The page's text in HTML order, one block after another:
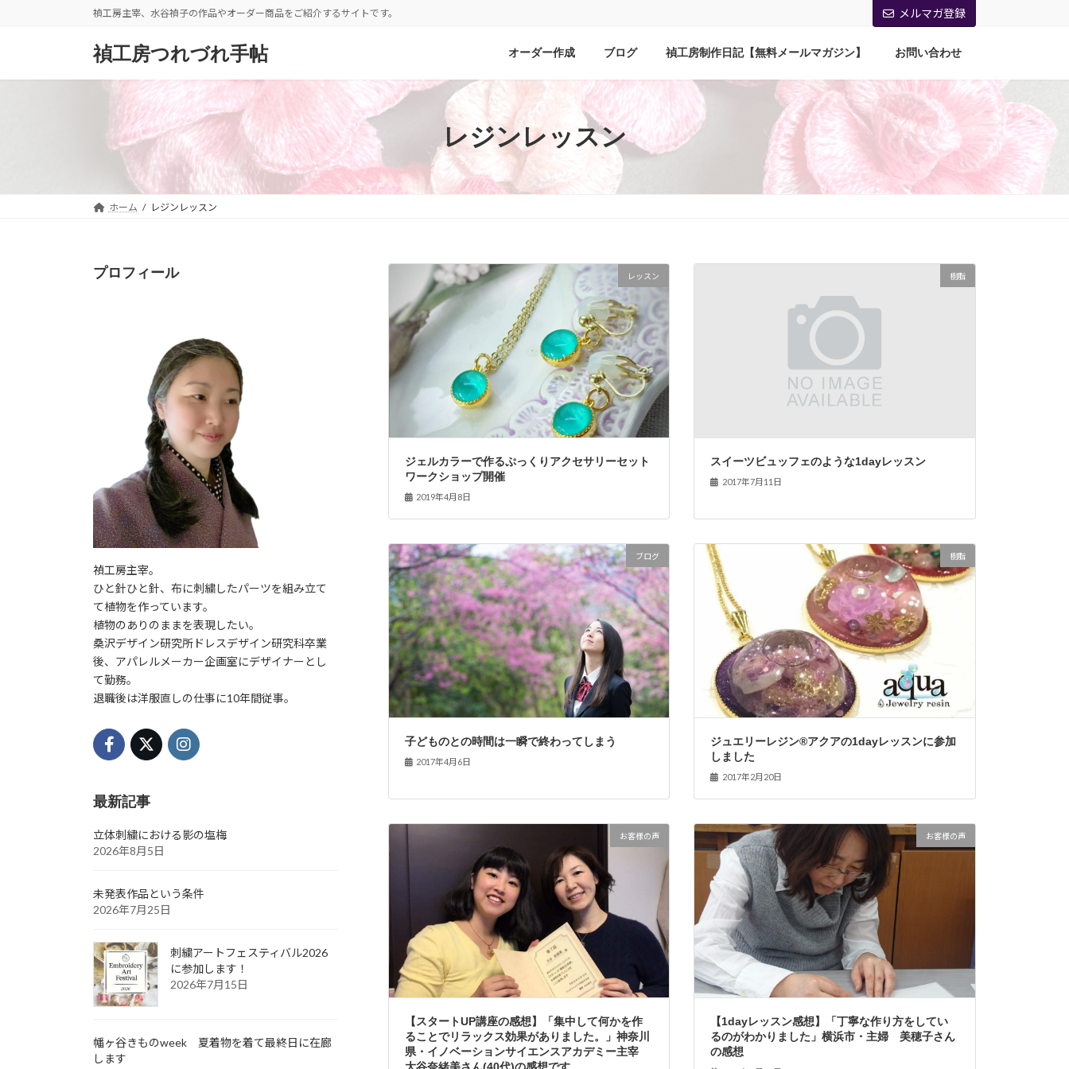
禎工房主宰、水谷禎子の作品やオーダー商品をご紹介するサイトです。 メルマガ登録
禎工房つれづれ手帖 オーダー作成 ブログ 禎工房制作日記【無料メールマガジン】 お問い合わせ
レジンレッスン
ホーム レジンレッスン
レッスン
ジェルカラーで作るぷっくりアクセサリーセット
ワークショップ開催
2019年4月8日
樹脂
スイーツビュッフェのような1dayレッスン
2017年7月11日
ブログ
子どものとの時間は一瞬で終わってしまう
2017年4月6日
樹脂
ジュエリーレジン®アクアの1dayレッスンに参加
しました
2017年2月20日
お客様の声
【スタートUP講座の感想】「集中して何かを作
ることでリラックス効果がありました。」神奈川
県・イノベーションサイエンスアカデミー主宰
お客様の声
【1dayレッスン感想】「丁寧な作り方をしてい
るのがわかりました」横浜市・主婦 美穂子さん
の感想
プロフィール
禎工房主宰。
ひと針ひと針、布に刺繍したパーツを組み立て
て植物を作っています。
植物のありのままを表現したい。
桑沢デザイン研究所ドレスデザイン研究科卒業
後、アパレルメーカー企画室にデザイナーとし
て勤務。
退職後は洋服直しの仕事に10年間従事。
最新記事
立体刺繍における影の塩梅
2026年8月5日
未発表作品という条件
2026年7月25日
刺繍アートフェスティバル2026
に参加します！
2026年7月15日
幡ヶ谷きものweek 夏着物を着て最終日に在廊
します